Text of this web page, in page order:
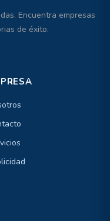
Encuentra empresas
de éxito.